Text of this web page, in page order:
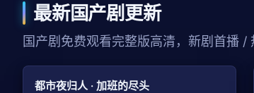
最新国产剧更新
国产剧免费观看完整版高清，新剧首播
都市夜归人 · 加班的尽头